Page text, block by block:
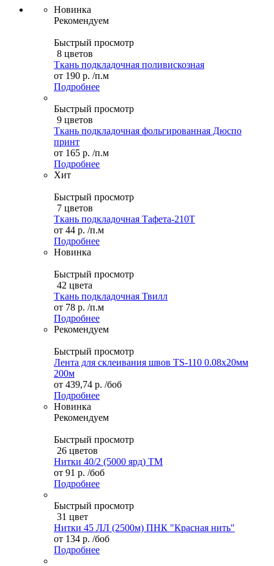
Новинка
Рекомендуем
Быстрый просмотр
8 цветов
Ткань подкладочная поливискозная
от 190 р. /п.м
Подробнее
Быстрый просмотр
9 цветов
Ткань подкладочная фольгированная Дюспо
принт
от 165 р. /п.м
Подробнее
Хит
Быстрый просмотр
7 цветов
Ткань подкладочная Тафета-210T
от 44 р. /п.м
Подробнее
Новинка
Быстрый просмотр
42 цвета
Ткань подкладочная Твилл
от 78 р. /п.м
Подробнее
Рекомендуем
Быстрый просмотр
Лента для склеивания швов TS-110 0.08х20мм
200м
от 439,74 р. /боб
Подробнее
Новинка
Рекомендуем
Быстрый просмотр
26 цветов
Нитки 40/2 (5000 ярд) ТМ
от 91 р. /боб
Подробнее
Быстрый просмотр
31 цвет
Нитки 45 ЛЛ (2500м) ПНК "Красная нить"
от 134 р. /боб
Подробнее